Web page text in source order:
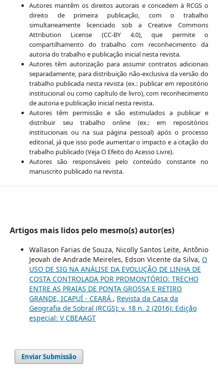
Autores mantêm os direitos autorais e concedem à RCGS o
direito de primeira publicação, com o trabalho
simultaneamente licenciado sob a Creative Commons
Attribution License (CC-BY 4.0), que permite o
compartilhamento do trabalho com reconhecimento da
autoria do trabalho e publicação inicial nesta revista.
Autores têm autorização para assumir contratos adicionais
separadamente, para distribuição não-exclusiva da versão do
trabalho publicada nesta revista (ex.: publicar em repositório
institucional ou como capítulo de livro), com reconhecimento
de autoria e publicação inicial nesta revista.
Autores têm permissão e são estimulados a publicar e
distribuir seu trabalho online (ex.: em repositórios
institucionais ou na sua página pessoal) após o processo
editorial, já que isso pode aumentar o impacto e a citação do
trabalho publicado (Veja O Efeito do Acesso Livre).
Autores são responsáveis pelo conteúdo constante no
manuscrito publicado na revista.
Artigos mais lidos pelo mesmo(s) autor(es)
Wallason Farias de Souza, Nicolly Santos Leite, Antônio
Jeovah de Andrade Meireles, Edson Vicente da Silva, O
USO DE SIG NA ANÁLISE DA EVOLUÇÃO DE LINHA DE
COSTA CONTROLADA POR PROMONTÓRIO: TRECHO
ENTRE AS PRAIAS DE PONTA GROSSA E RETIRO
GRANDE, ICAPUÍ - CEARÁ , Revista da Casa da
Geografia de Sobral (RCGS): v. 18 n. 2 (2016): Edição
especial: V CBEAAGT
Enviar Submissão